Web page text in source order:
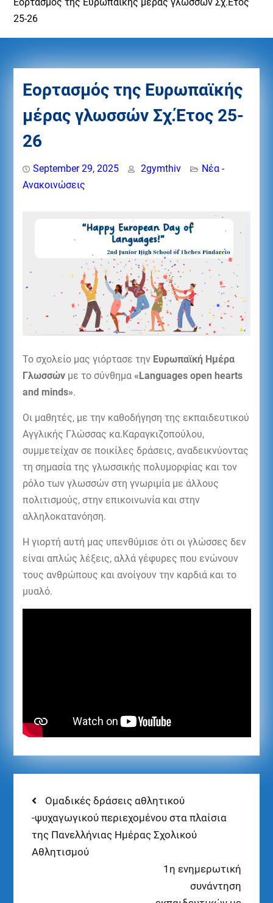
25-26
Εορτασμός της Ευρωπαϊκής
μέρας γλωσσών Σχ.Έτος 25-
26
September 29, 2025 2gymthiv
Νέα -
Ανακοινώσεις
Το σχολείο μας γιόρτασε την Ευρωπαϊκή Ημέρα
Γλωσσώνμε το σύνθημα «Languages open hearts
and minds».
Οι μαθητές, με την καθοδήγηση της εκπαιδευτικού
Αγγλικής Γλώσσας κα.Καραγκιζοπούλου,
συμμετείχαν σε ποικίλες δράσεις, αναδεικνύοντας
τη σημασία της γλωσσικής πολυμορφίας και τον
ρόλο των γλωσσών στη γνωριμία με άλλους
πολιτισμούς, στην επικοινωνία και στην
αλληλοκατανόηση.
Η γιορτή αυτή μας υπενθύμισε ότι οι γλώσσες δεν
είναι απλώς λέξεις, αλλά γέφυρες που ενώνουν
τους ανθρώπους και ανοίγουν την καρδιά και το
μυαλό.
Ομαδικές δράσεις αθλητικού
-ψυχαγωγικού περιεχομένου στα πλαίσια
της Πανελλήνιας Ημέρας Σχολικού
Αθλητισμού
1η ενημερωτική
συνάντηση